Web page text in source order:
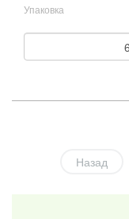
Упаковка
Назад